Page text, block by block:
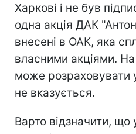
Харкові і не був
одна акція ДАК
внесені в ОАК, яка
власними акціями.
може розраховувати
не вказується.
Варто відзначити, що